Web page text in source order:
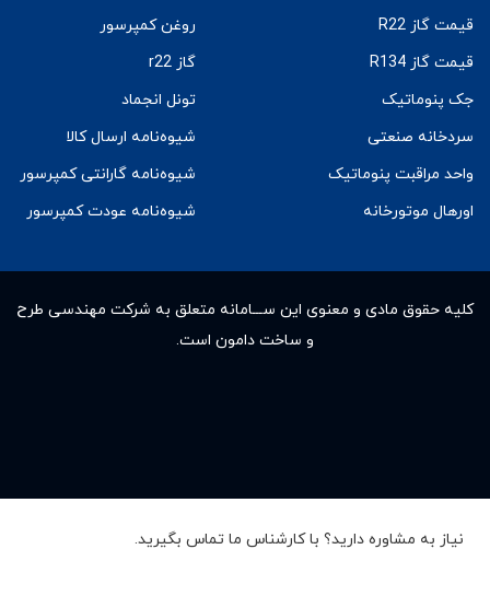
قیمت گاز R22
قیمت گاز R134
جک پنوماتیک
سردخانه صنعتی
واحد مراقبت پنوماتیک
اورهال موتورخانه
روغن کمپرسور
گاز r22
تونل انجماد
شیوه‌نامه ارسال کالا
شیوه‌نامه گارانتی کمپرسور
شیوه‌نامه عودت کمپرسور
کلیه حقوق مادى و معنوى این ســـامانه متعلق به شرکت مهندسی طرح
و ساخت دامون است.
نیاز به مشاوره دارید؟ با کارشناس ما تماس بگیرید.